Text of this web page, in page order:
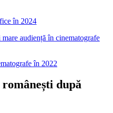
în 2024
audiență în cinematografe
în 2022
după